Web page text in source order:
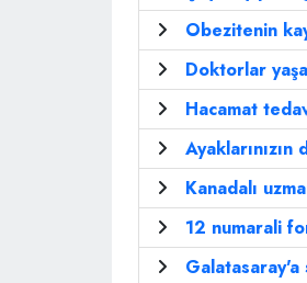
Obezitenin
Doktorlar
Hacamat
Kanadalı
12 numarali
Galatasaray'a